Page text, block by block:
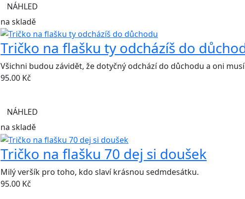
NÁHLED
na skladě
Tričko na flašku ty odcházíš do
Všichni budou závidět, že dotyčný odchází do důchodu a oni
95.00 Kč
NÁHLED
na skladě
Tričko na flašku 70 dej si doušek
Milý veršík pro toho, kdo slaví krásnou sedmdesátku.
95.00 Kč